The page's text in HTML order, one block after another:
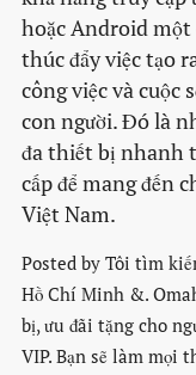
hoặc Android một
thúc đẩy việc tạo
công việc và cuộc
con người. Đó là
đa thiết bị nhanh
cấp để mang đến
Việt Nam.
Posted by Tôi tìm
Hồ Chí Minh &.
bị, ưu đãi tặng cho
VIP. Bạn sẽ làm mọi